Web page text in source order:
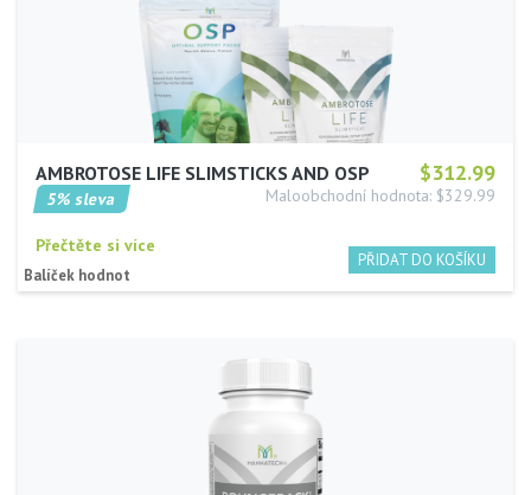
$312.99
AMBROTOSE LIFE SLIMSTICKS AND OSP
Maloobchodní hodnota: $329.99
5% sleva
Přečtěte si více
Balíček hodnot